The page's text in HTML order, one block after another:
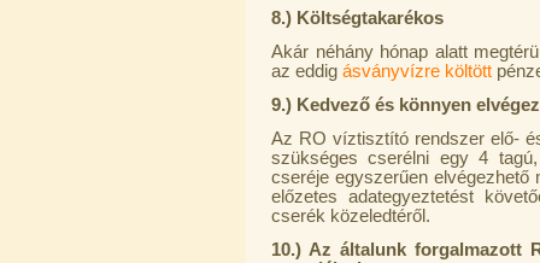
8.) Költségtakarékos
Akár néhány hónap alatt
az eddig ásványvízre költött
9.) Kedvező és könnyen
Az RO víztisztító rendszer elő-
szükséges cserélni egy 4
cseréje egyszerűen
előzetes adategyeztetést
cserék közeledtéről.
10.) Az általunk forgalmazott